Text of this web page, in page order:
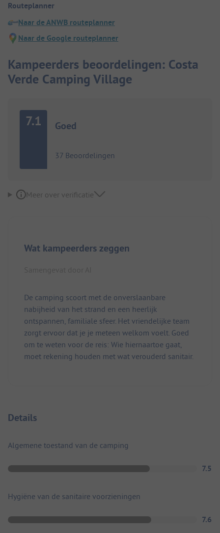
Routeplanner
Naar de ANWB routeplanner
Naar de Google routeplanner
Kampeerders beoordelingen: Costa
Verde Camping Village
7.1 Goed
37 Beoordelingen
Meer over verificatie
Wat kampeerders zeggen
De camping scoort met de onverslaanbare
nabijheid van het strand en een heerlijk
ontspannen, familiale sfeer. Het vriendelijke team
zorgt ervoor dat je je meteen welkom voelt. Goed
om te weten voor de reis: Wie hiernaartoe gaat,
moet rekening houden met wat verouderd sanitair.
Details
Algemene toestand van de camping
7.5
Hygiëne van de sanitaire voorzieningen
7.6